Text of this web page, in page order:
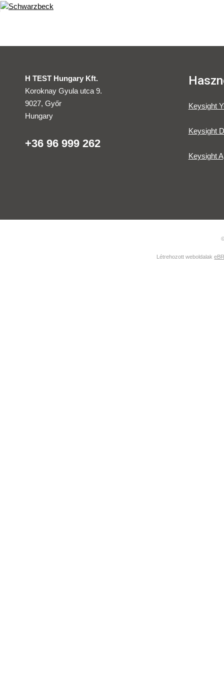
H TEST Hungary Kft.
Koroknay Gyula utca 9.
9027, Győr
Hungary
+36 96 999 262
Keysight
Keysight
Keysight
Létrehozott weboldalak